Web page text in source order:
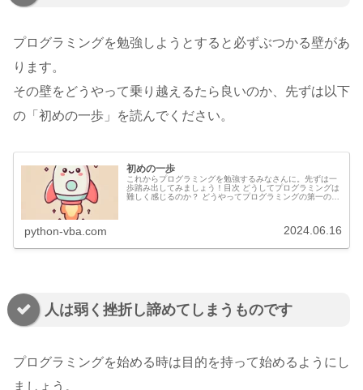
プログラミングを勉強しようとすると必ずぶつかる壁があ
ります。
その壁をどうやって乗り越えるたら良いのか、先ずは以下
の「初めの一歩」を読んでください。
初めの一歩
これからプログラミングを勉強するみなさんに。先ずは一
歩踏み出してみましょう！目次 どうしてプログラミングは
難しく感じるのか？ どうやってプログラミングの第一の壁
python-vba.com 2024.06.16
人は弱く挫折し諦めてしまうものです
プログラミングを始める時は目的を持って始めるようにし
ましょう。